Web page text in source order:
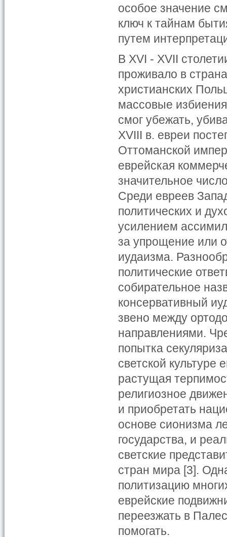
особое значение
ключ к тайнам
путем
В XVI - XVII
проживало в
христианских
массовые
смог убежать,
XVIII в. евреи
Оттоманской
еврейская
значительное
Среди евреев
политических и
усилением
за упрощение или
иудаизма.
политические
собирательное
консервативный
звено между
направлениями.
попытка
светской культуре
растущая
религиозное
и приобретать
основе сионизма
государства, и
светские
стран мира [3].
политизацию
еврейские
переезжать в
помогать.